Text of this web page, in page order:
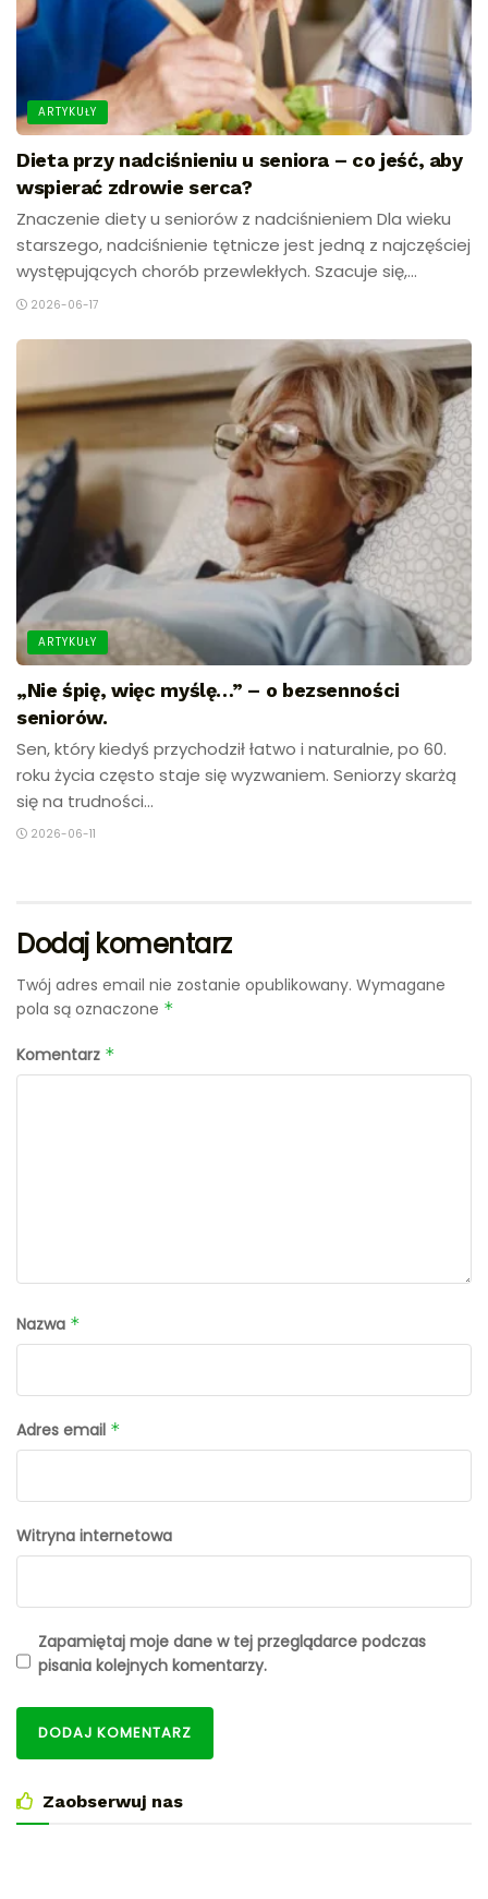
ARTYKUŁY
Dieta przy nadciśnieniu u seniora – co jeść, aby
wspierać zdrowie serca?
Znaczenie diety u seniorów z nadciśnieniem Dla wieku
starszego, nadciśnienie tętnicze jest jedną z najczęściej
występujących chorób przewlekłych. Szacuje się,...
2026-06-17
ARTYKUŁY
„Nie śpię, więc myślę…” – o bezsenności
seniorów.
Sen, który kiedyś przychodził łatwo i naturalnie, po 60.
roku życia często staje się wyzwaniem. Seniorzy skarżą
się na trudności...
2026-06-11
Dodaj komentarz
Twój adres email nie zostanie opublikowany. Wymagane
pola są oznaczone *
Komentarz *
Nazwa *
Adres email *
Witryna internetowa
Zapamiętaj moje dane w tej przeglądarce podczas
pisania kolejnych komentarzy.
Zaobserwuj nas